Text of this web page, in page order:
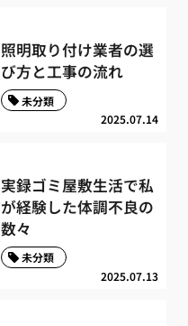
照明取り付け業者の選
び方と工事の流れ
2025.07.14
未分類
実録ゴミ屋敷生活で私
が経験した体調不良の
数々
2025.07.13
未分類